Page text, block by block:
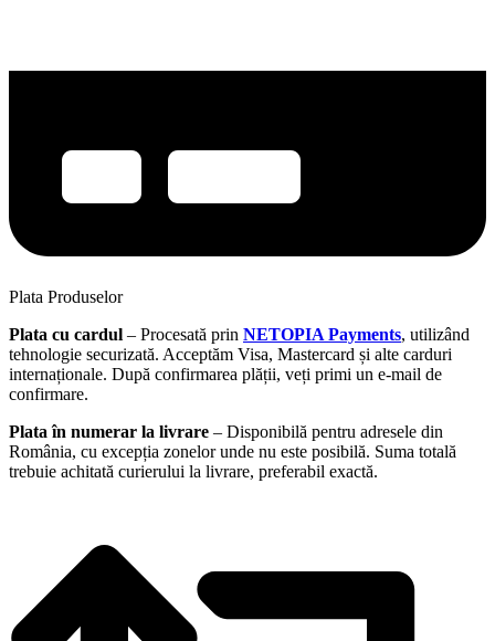
Plata Produselor
Plata cu cardul – Procesată prin NETOPIA Payments, utilizând
tehnologie securizată. Acceptăm Visa, Mastercard și alte carduri
internaționale. După confirmarea plății, veți primi un e-mail de
confirmare.
Plata în numerar la livrare – Disponibilă pentru adresele din
România, cu excepția zonelor unde nu este posibilă. Suma totală
trebuie achitată curierului la livrare, preferabil exactă.